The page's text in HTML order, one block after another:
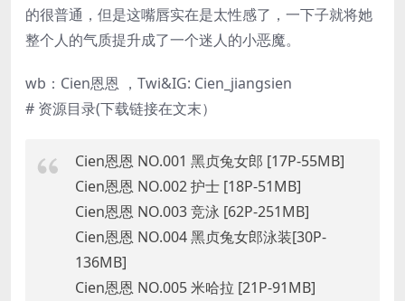
的很普通，但是这嘴唇实在是太性感了，一下子就将她
整个人的气质提升成了一个迷人的小恶魔。
wb：Cien恩恩 ，Twi&IG: Cien_jiangsien
# 资源目录(下载链接在文末）
Cien恩恩 NO.001 黑贞兔女郎 [17P-55MB]
Cien恩恩 NO.002 护士 [18P-51MB]
Cien恩恩 NO.003 竞泳 [62P-251MB]
Cien恩恩 NO.004 黑贞兔女郎泳装[30P-
136MB]
Cien恩恩 NO.005 米哈拉 [21P-91MB]